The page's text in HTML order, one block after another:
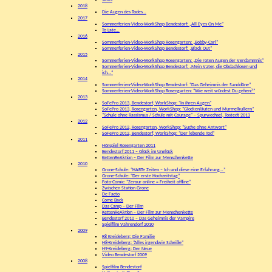
2018
Die Augen des Todes…
2017
Sommerferien-Video-WorkShop Bendestorf: „All Eyes On Me“
To Late…
2016
Sommerferien-Video-WorkShop Rosengarten: „Bobby-Carl“
Sommerferien-Video-WorkShop Bendestorf: „Black Out“
2015
Sommerferien-Video-WorkShop Rosengarten: „Die roten Augen der Verdammnis“
Sommerferien-Video-WorkShop Bendestorf: „Mein Vater, die Obdachlosen und
ich…“
2014
Sommerferien-Video-WorkShop Bendestorf: “Das Geheimnis der Sanddüne”
Sommerferien-Video-WorkShop Rosengarten: “Wie weit würdest Du gehen?”
2013
SoFePro 2013, Bendestorf, WorkShop: “In ihren Augen”
SoFePro 2013, Rosengarten, WorkShop: “Glockenläuten und Murmelkullern”
“Schule ohne Rassismus / Schule mit Courage” – Spurwechsel, Tostedt 2013
2012
SoFePro 2012, Rosengarten, WorkShop: “Suche ohne Antwort”
SoFePro 2012, Bendestorf, WorkShop: “Der lebende Tod”
2011
Hörspiel Rosengarten 2011
Bendestorf 2011 – Glück im Unglück
KettenReAktion – Der Film zur Menschenkette
2010
Grone-Schule: “HARTe Zeiten – Ich und diese eine Erfahrung…”
Grone-Schule: “Der erste Hochzeitstag”
Foto-Comic: “Zensur online = Freiheit offline”
Zwischen Station Grone
De Facto
Come Back
Das Camp – Der Film
KettenReAktion – Der Film zur Menschenkette
Bendestorf 2010 – Das Geheimnis der Vampire
Spielfilm Vahrendorf 2010
2009
R8 Kreideberg: Die Familie
H8-Kreideberg: “Alles irgendwie Scheiße”
H9-Kreideberg: Der Neue
Video Bendestorf 2009
2008
Spielfilm Bendestorf